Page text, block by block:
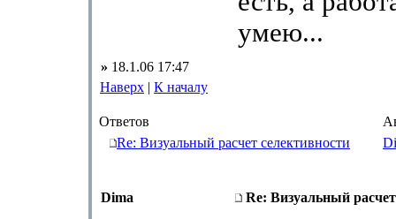
умею...
» 18.1.06 17:47
Наверх | К началу
Ответов
Re: Визуальный расчет селективности
Dima Re: Визуальный